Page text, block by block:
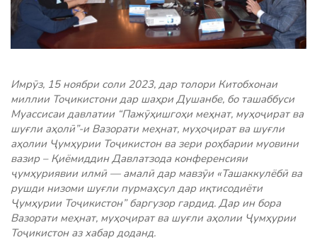
Имрӯз, 15 ноябри соли 2023, дар толори Китобхонаи
миллии Тоҷикистони дар шаҳри Душанбе, бо ташаббуси
Муассисаи давлатии “Пажӯҳишгоҳи меҳнат, муҳоҷират ва
шуғли аҳолӣ”-и Вазорати меҳнат, муҳоҷират ва шуғли
аҳолии Ҷумҳурии Тоҷикистон ва зери роҳбарии муовини
вазир – Қиёмиддин Давлатзода конференсияи
ҷумҳуриявии илмӣ — амалӣ дар мавзӯи «Ташаккулёбӣ ва
рушди низоми шуғли пурмаҳсул дар иқтисодиёти
Ҷумҳурии Тоҷикистон” баргузор гардид. Дар ин бора
Вазорати меҳнат, муҳоҷират ва шуғли аҳолии Ҷумҳурии
Тоҷикистон аз хабар доданд.